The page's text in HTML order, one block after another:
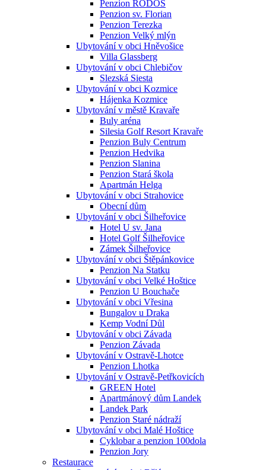
Penzion RODOS
Penzion sv. Florian
Penzion Terezka
Penzion Velký mlýn
Ubytování v obci Hněvošice
Villa Glassberg
Ubytování v obci Chlebičov
Slezská Siesta
Ubytování v obci Kozmice
Hájenka Kozmice
Ubytování v městě Kravaře
Buly aréna
Silesia Golf Resort Kravaře
Penzion Buly Centrum
Penzion Hedvika
Penzion Slanina
Penzion Stará škola
Apartmán Helga
Ubytování v obci Strahovice
Obecní dům
Ubytování v obci Šilheřovice
Hotel U sv. Jana
Hotel Golf Šilheřovice
Zámek Šilheřovice
Ubytování v obci Štěpánkovice
Penzion Na Statku
Ubytování v obci Velké Hoštice
Penzion U Bouchače
Ubytování v obci Vřesina
Bungalov u Draka
Kemp Vodní Důl
Ubytování v obci Závada
Penzion Závada
Ubytování v Ostravě-Lhotce
Penzion Lhotka
Ubytování v Ostravě-Petřkovicích
GREEN Hotel
Apartmánový dům Landek
Landek Park
Penzion Staré nádraží
Ubytování v obci Malé Hoštice
Cyklobar a penzion 100dola
Penzion Jory
Restaurace